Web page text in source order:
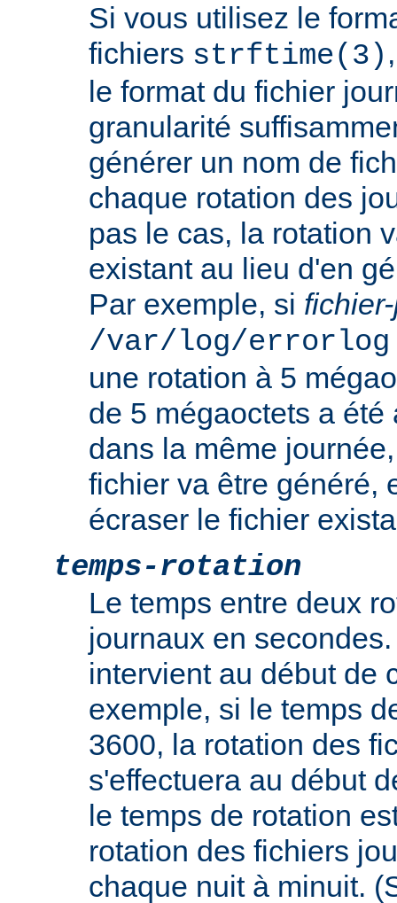
Si vous utilisez le
fichiers strftime(3)
le format du fichier
granularité
générer un nom de
chaque rotation des
pas le cas, la rotation
existant au lieu d'en
Par exemple, si
/var/log/
une rotation à 5
de 5 mégaoctets a été
dans la même
fichier va être généré,
écraser le fichier
temps-rotation
Le temps entre deux
journaux en
intervient au début de
exemple, si le temps
3600, la rotation des
s'effectuera au début
le temps de rotation
rotation des fichiers
chaque nuit à minuit.